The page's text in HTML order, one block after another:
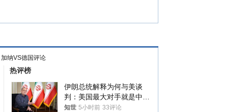
加纳VS德国评论
热评榜
伊朗总统解释为何与美谈
判：美国最大对手就是中
国，但他们也在对话
知世 5小时前 33评论